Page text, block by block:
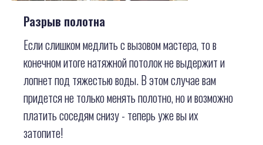
Разрыв полотна
Если слишком медлить с вызовом мастера, то в
конечном итоге натяжной потолок не выдержит и
лопнет под тяжестью воды. В этом случае вам
придется не только менять полотно, но и возможно
платить соседям снизу - теперь уже вы их
затопите!